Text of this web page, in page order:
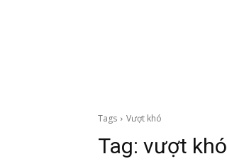
Tags Vượt khó
Tag: vượt khó